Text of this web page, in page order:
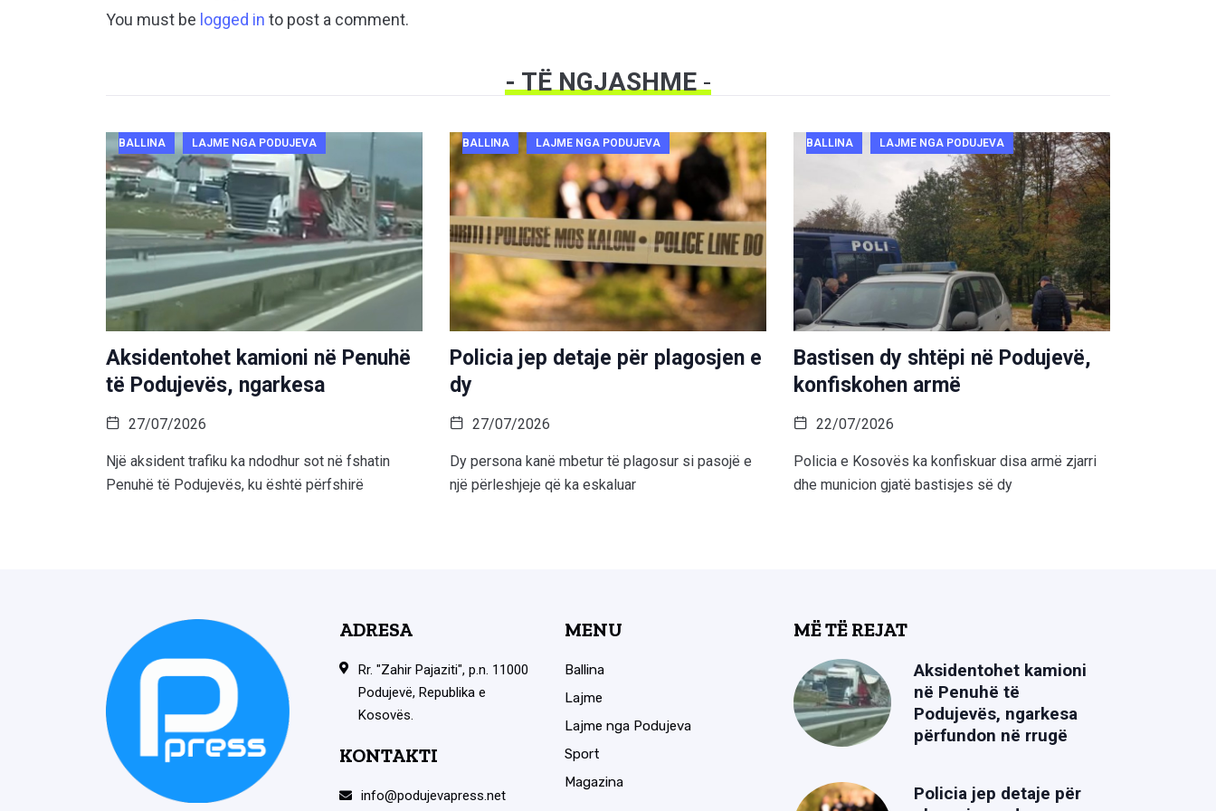
You must be logged in to post a comment.
- TË NGJASHME-
BALLINA LAJME NGA PODUJEVA
Aksidentohet kamioni në Penuhë
të Podujevës, ngarkesa
27/07/2026
Një aksident trafiku ka ndodhur sot në fshatin
Penuhë të Podujevës, ku është përfshirë
BALLINA LAJME NGA PODUJEVA
Policia jep detaje për plagosjen e
dy
27/07/2026
Dy persona kanë mbetur të plagosur si pasojë e
një përleshjeje që ka eskaluar
BALLINA LAJME NGA PODUJEVA
Bastisen dy shtëpi në Podujevë,
konfiskohen armë
22/07/2026
Policia e Kosovës ka konfiskuar disa armë zjarri
dhe municion gjatë bastisjes së dy
ADRESA
Rr. "Zahir Pajaziti", p.n. 11000
Podujevë, Republika e
Kosovës.
KONTAKTI
info@podujevapress.net
MENU
Ballina
Lajme
Lajme nga Podujeva
Sport
Magazina
MË TË REJAT
Aksidentohet kamioni
në Penuhë të
Podujevës, ngarkesa
përfundon në rrugë
Policia jep detaje për